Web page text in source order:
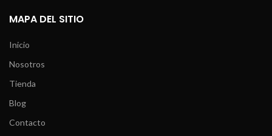
MAPA DEL SITIO
Inicio
Nosotros
Tienda
Blog
Contacto